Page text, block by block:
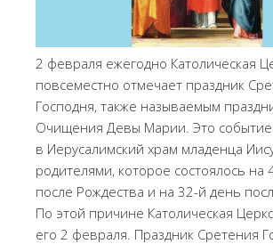
2 февраля ежегодно Католическая
повсеместно отмечает праздник
Господня, также называемым
Очищения Девы Марии. Это
в Иерусалимский храм младенца
родителями, которое состоялось на
после Рождества и на 32-й день
По этой причине Католическая
его 2 февраля. Праздник Сретения